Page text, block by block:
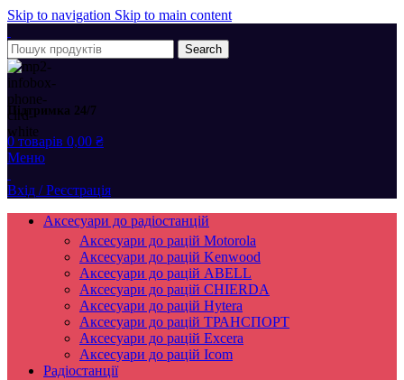
Skip to navigation Skip to main content
Search
Підтримка 24/7
0 товарів 0,00 ₴
Меню
Вхід / Реєстрація
Аксесуари до радіостанцій
Аксесуари до рацій Motorola
Аксесуари до рацій Kenwood
Аксесуари до рацій ABELL
Аксесуари до рацій CHIERDA
Аксесуари до рацій Hytera
Аксесуари до рацій ТРАНСПОРТ
Аксесуари до рацій Excera
Аксесуари до рацій Icom
Радіостанції